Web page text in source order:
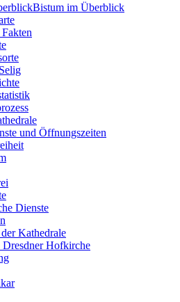
Bistum im Überblick
und Öffnungszeiten
Dienste
Kathedrale
Dresdner Hofkirche